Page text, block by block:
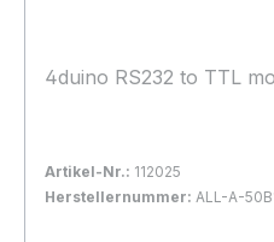
Artikel-Nr.: 112025
Herstellernummer: ALL-A-